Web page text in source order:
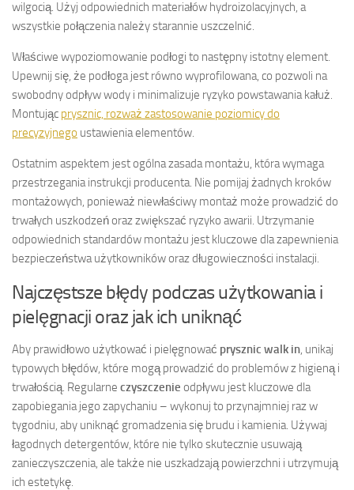
wilgocią. Użyj odpowiednich materiałów hydroizolacyjnych, a
wszystkie połączenia należy starannie uszczelnić.
Właściwe wypoziomowanie podłogi to następny istotny element.
Upewnij się, że podłoga jest równo wyprofilowana, co pozwoli na
swobodny odpływ wody i minimalizuje ryzyko powstawania kałuż.
Montując prysznic, rozważ zastosowanie poziomicy do
precyzyjnego ustawienia elementów.
Ostatnim aspektem jest ogólna zasada montażu, która wymaga
przestrzegania instrukcji producenta. Nie pomijaj żadnych kroków
montażowych, ponieważ niewłaściwy montaż może prowadzić do
trwałych uszkodzeń oraz zwiększać ryzyko awarii. Utrzymanie
odpowiednich standardów montażu jest kluczowe dla zapewnienia
bezpieczeństwa użytkowników oraz długowieczności instalacji.
Najczęstsze błędy podczas użytkowania i
pielęgnacji oraz jak ich uniknąć
Aby prawidłowo użytkować i pielęgnować prysznic walk in, unikaj
typowych błędów, które mogą prowadzić do problemów z higieną i
trwałością. Regularne czyszczenie odpływu jest kluczowe dla
zapobiegania jego zapychaniu – wykonuj to przynajmniej raz w
tygodniu, aby uniknąć gromadzenia się brudu i kamienia. Używaj
łagodnych detergentów, które nie tylko skutecznie usuwają
zanieczyszczenia, ale także nie uszkadzają powierzchni i utrzymują
ich estetykę.